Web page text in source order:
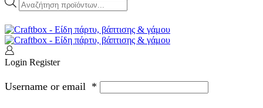
search
Login Register
Username or email *